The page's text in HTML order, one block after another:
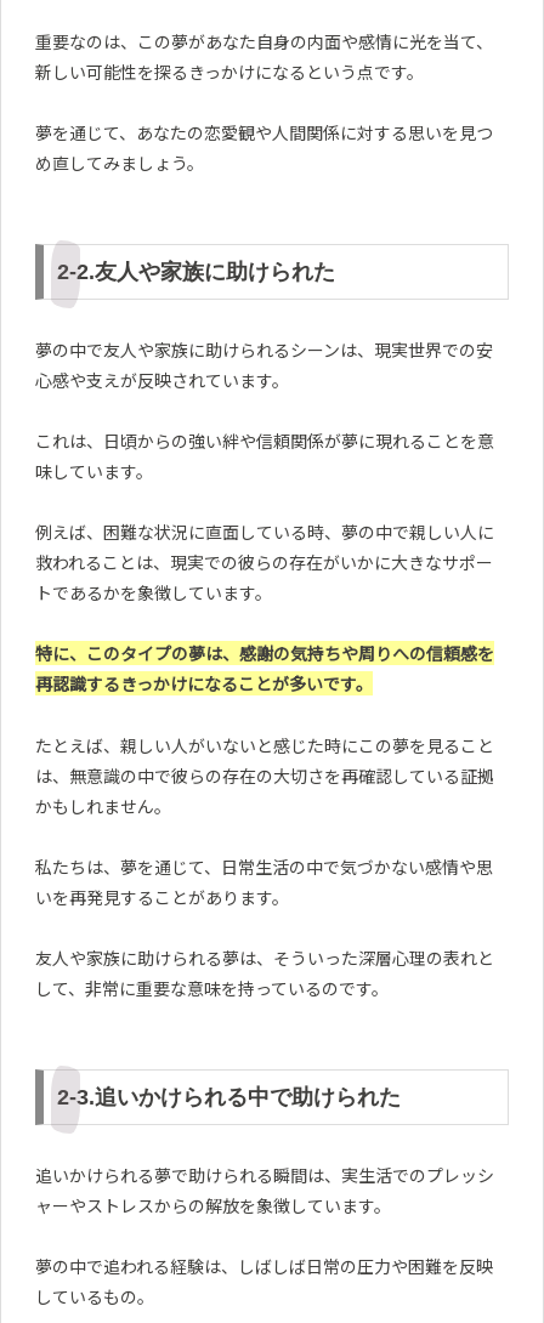
重要なのは、この夢があなた自身の内面や感情に光を当て、
新しい可能性を探るきっかけになるという点です。
夢を通じて、あなたの恋愛観や人間関係に対する思いを見つ
め直してみましょう。
2-2.友人や家族に助けられた
夢の中で友人や家族に助けられるシーンは、現実世界での安
心感や支えが反映されています。
これは、日頃からの強い絆や信頼関係が夢に現れることを意
味しています。
例えば、困難な状況に直面している時、夢の中で親しい人に
救われることは、現実での彼らの存在がいかに大きなサポー
トであるかを象徴しています。
特に、このタイプの夢は、感謝の気持ちや周りへの信頼感を
再認識するきっかけになることが多いです。
たとえば、親しい人がいないと感じた時にこの夢を見ること
は、無意識の中で彼らの存在の大切さを再確認している証拠
かもしれません。
私たちは、夢を通じて、日常生活の中で気づかない感情や思
いを再発見することがあります。
友人や家族に助けられる夢は、そういった深層心理の表れと
して、非常に重要な意味を持っているのです。
2-3.追いかけられる中で助けられた
追いかけられる夢で助けられる瞬間は、実生活でのプレッシ
ャーやストレスからの解放を象徴しています。
夢の中で追われる経験は、しばしば日常の圧力や困難を反映
しているもの。